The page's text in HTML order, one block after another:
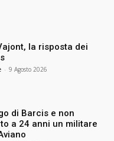
la risposta dei
- 9 Agosto 2026
di Barcis e non
a 24 anni un militare